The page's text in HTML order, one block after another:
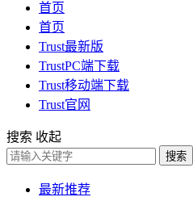
首页
首页
Trust最新版
TrustPC端下载
Trust移动端下载
Trust官网
搜索 收起
搜索
最新推荐